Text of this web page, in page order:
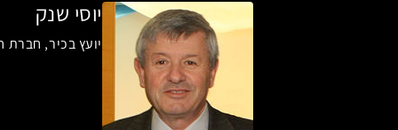
יוסי שנק
יועץ בכיר,